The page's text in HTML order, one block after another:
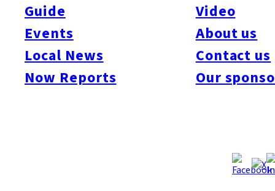
Guide
Events
Local News
Now Reports
Video
About us
Contact us
Our
NOW サマーパーティ写真ギャラリー公開☆